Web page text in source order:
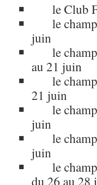
le Club
le
juin
le
au 21 juin
le
21 juin
le
juin
le
juin
le
du 26 au 28